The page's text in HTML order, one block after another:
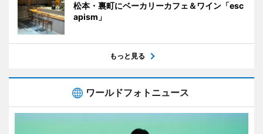
松本・裏町にベーカリーカフェ＆ワイン「esc
apism」
もっと見る
ワールドフォトニュース